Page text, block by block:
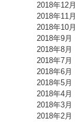
2018年12月
2018年11月
2018年10月
2018年9月
2018年8月
2018年7月
2018年6月
2018年5月
2018年4月
2018年3月
2018年2月